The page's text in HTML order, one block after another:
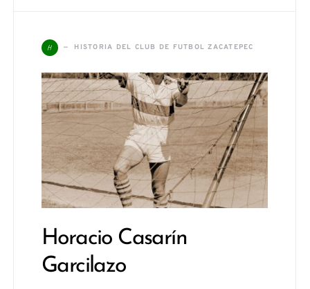
H HISTORIA DEL CLUB DE FUTBOL ZACATEPEC
Horacio Casarín
Garcilazo